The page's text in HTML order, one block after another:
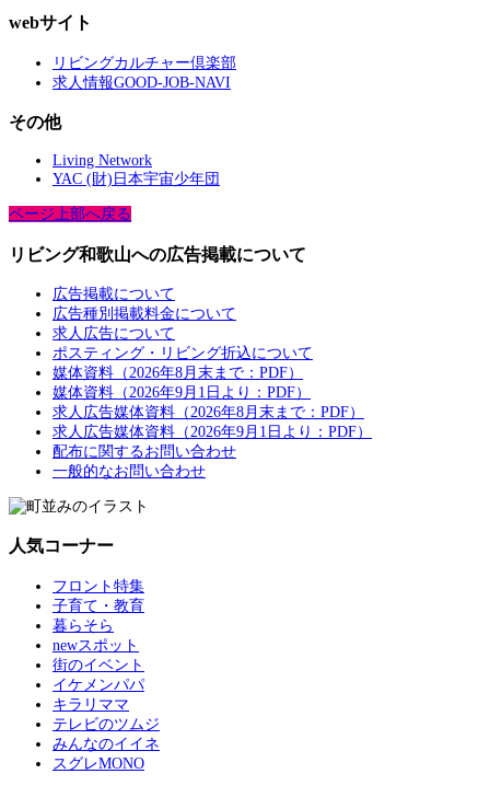
webサイト
リビングカルチャー倶楽部
求人情報GOOD-JOB-NAVI
その他
Living Network
YAC (財)日本宇宙少年団
ページ上部へ戻る
リビング和歌山への広告掲載について
広告掲載について
広告種別掲載料金について
求人広告について
ポスティング・リビング折込について
媒体資料（2026年8月末まで：PDF）
媒体資料（2026年9月1日より：PDF）
求人広告媒体資料（2026年8月末まで：PDF）
求人広告媒体資料（2026年9月1日より：PDF）
配布に関するお問い合わせ
一般的なお問い合わせ
人気コーナー
フロント特集
子育て・教育
暮らそら
newスポット
街のイベント
イケメンパパ
キラリママ
テレビのツムジ
みんなのイイネ
スグレMONO